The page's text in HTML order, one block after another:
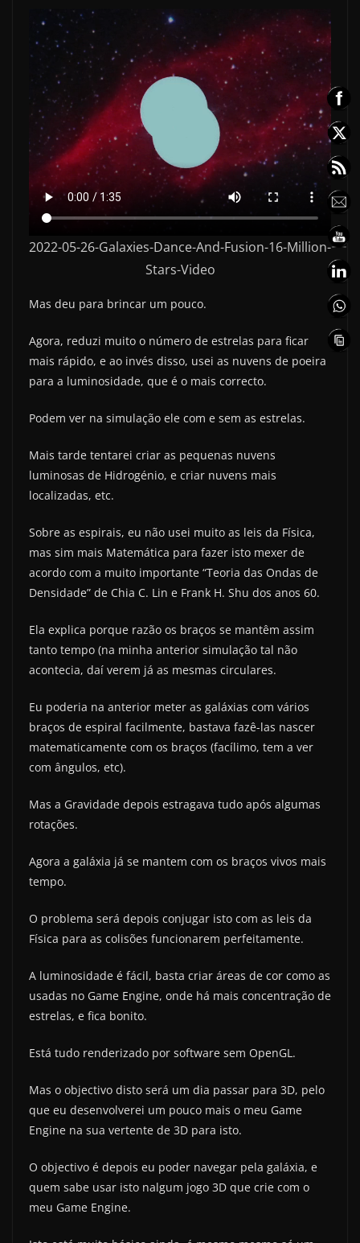
2022-05-26-Galaxies-Dance-And-Fusion-16-Million-
Stars-Video
Mas deu para brincar um pouco.
Agora, reduzi muito o número de estrelas para ficar
mais rápido, e ao invés disso, usei as nuvens de poeira
para a luminosidade, que é o mais correcto.
Podem ver na simulação ele com e sem as estrelas.
Mais tarde tentarei criar as pequenas nuvens
luminosas de Hidrogénio, e criar nuvens mais
localizadas, etc.
Sobre as espirais, eu não usei muito as leis da Física,
mas sim mais Matemática para fazer isto mexer de
acordo com a muito importante “Teoria das Ondas de
Densidade” de Chia C. Lin e Frank H. Shu dos anos 60.
Ela explica porque razão os braços se mantêm assim
tanto tempo (na minha anterior simulação tal não
acontecia, daí verem já as mesmas circulares.
Eu poderia na anterior meter as galáxias com vários
braços de espiral facilmente, bastava fazê-las nascer
matematicamente com os braços (facílimo, tem a ver
com ângulos, etc).
Mas a Gravidade depois estragava tudo após algumas
rotações.
Agora a galáxia já se mantem com os braços vivos mais
tempo.
O problema será depois conjugar isto com as leis da
Física para as colisões funcionarem perfeitamente.
A luminosidade é fácil, basta criar áreas de cor como as
usadas no Game Engine, onde há mais concentração de
estrelas, e fica bonito.
Está tudo renderizado por software sem OpenGL.
Mas o objectivo disto será um dia passar para 3D, pelo
que eu desenvolverei um pouco mais o meu Game
Engine na sua vertente de 3D para isto.
O objectivo é depois eu poder navegar pela galáxia, e
quem sabe usar isto nalgum jogo 3D que crie com o
meu Game Engine.